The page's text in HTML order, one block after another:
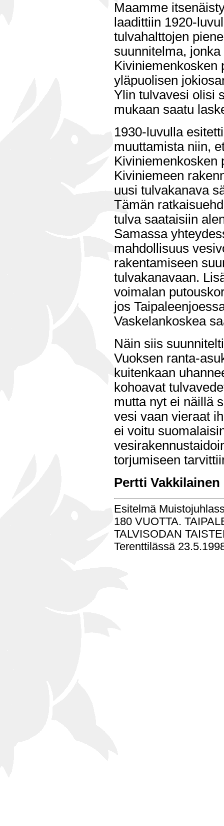
Maamme
laadittiin 1920-
tulvahalttojen
suunnitelma,
Kiviniemenkosken
yläpuolisen
Ylin tulvavesi olisi
mukaan saatu
1930-luvulla
muuttamista niin,
Kiviniemenkosken
Kiviniemeen
uusi tulvakanava
Tämän
tulva saataisiin
Samassa
mahdollisuus
rakentamiseen
tulvakanavaan.
voimalan
jos
Vaskelankoskea
Näin siis
Vuoksen ranta-
kuitenkaan
kohoavat
mutta nyt ei näillä
vesi vaan vieraat
ei voitu
torjumiseen
Pertti Vakkilainen
Esitelmä
180 VUOTTA.
TALVISODAN
Terenttilässä